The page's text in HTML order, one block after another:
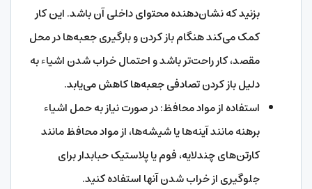
بزنید که نشان‌دهنده محتوای داخلی آن باشد. این کار
کمک می‌کند هنگام باز کردن و بارگیری جعبه‌ها در محل
مقصد، کار راحت‌تر باشد و احتمال خراب شدن اشیاء به
دلیل باز کردن تصادفی جعبه‌ها کاهش می‌یابد.
استفاده از مواد محافظ: در صورت نیاز به حمل اشیاء
برهنه مانند آینه‌ها یا شیشه‌ها، از مواد محافظ مانند
کارتن‌های چندلایه، فوم یا پلاستیک حبابدار برای
جلوگیری از خراب شدن آنها استفاده کنید.